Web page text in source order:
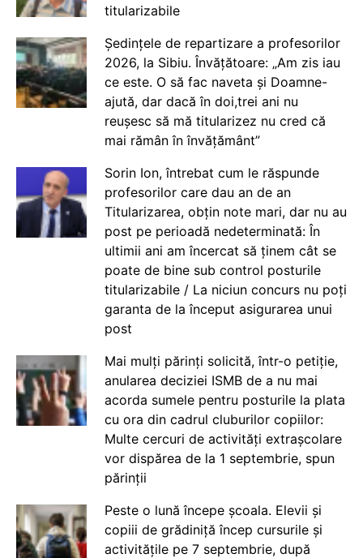
titularizabile
Ședințele de repartizare a profesorilor
2026, la Sibiu. Învățătoare: „Am zis iau
ce este. O să fac naveta și Doamne-
ajută, dar dacă în doi,trei ani nu
reușesc să mă titularizez nu cred că
mai rămân în învățământ”
Sorin Ion, întrebat cum le răspunde
profesorilor care dau an de an
Titularizarea, obțin note mari, dar nu au
post pe perioadă nedeterminată: În
ultimii ani am încercat să ținem cât se
poate de bine sub control posturile
titularizabile / La niciun concurs nu poți
garanta de la început asigurarea unui
post
Mai mulți părinți solicită, într-o petiție,
anularea deciziei ISMB de a nu mai
acorda sumele pentru posturile la plata
cu ora din cadrul cluburilor copiilor:
Multe cercuri de activități extrașcolare
vor dispărea de la 1 septembrie, spun
părinții
Peste o lună începe școala. Elevii și
copiii de grădiniță încep cursurile și
activitățile pe 7 septembrie, după